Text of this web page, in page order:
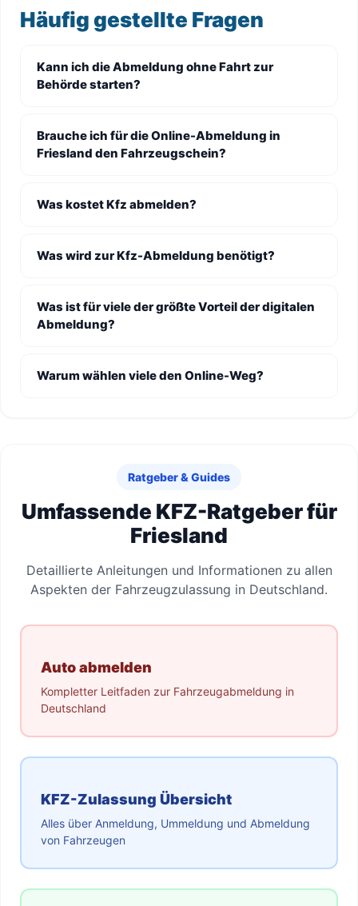
Häufig gestellte Fragen
Kann ich die Abmeldung ohne Fahrt zur
Behörde starten?
Brauche ich für die Online-Abmeldung in
Friesland den Fahrzeugschein?
Was kostet Kfz abmelden?
Was wird zur Kfz-Abmeldung benötigt?
Was ist für viele der größte Vorteil der digitalen
Abmeldung?
Warum wählen viele den Online-Weg?
Ratgeber & Guides
Umfassende KFZ-Ratgeber für
Friesland
Detaillierte Anleitungen und Informationen zu allen
Aspekten der Fahrzeugzulassung in Deutschland.
Auto abmelden
Kompletter Leitfaden zur Fahrzeugabmeldung in
Deutschland
KFZ-Zulassung Übersicht
Alles über Anmeldung, Ummeldung und Abmeldung
von Fahrzeugen